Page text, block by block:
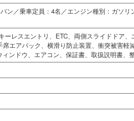
ン／乗車定員：4名／エンジン種別：ガソリ
ーレスエントリ、ETC、両側スライドドア、
エアバック、横滑り防止装置、衝突被害軽
ンドウ、エアコン、保証書、取扱説明書、